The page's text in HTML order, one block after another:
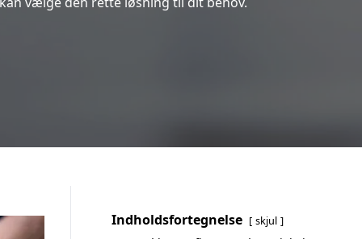
Indholdsfortegnelse skjul